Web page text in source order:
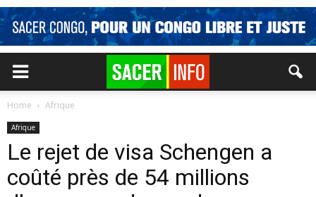
Home Afrique
Afrique
Le rejet de visa Schengen a
coûté près de 54 millions